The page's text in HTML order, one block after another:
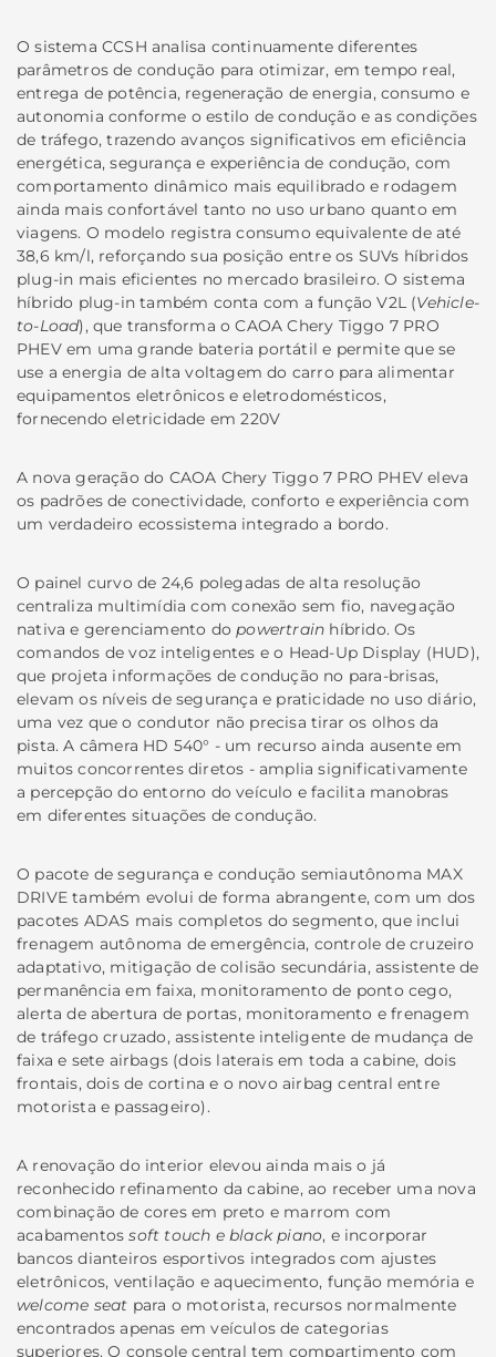
O sistema CCSH analisa continuamente diferentes
parâmetros de condução para otimizar, em tempo real,
entrega de potência, regeneração de energia, consumo e
autonomia conforme o estilo de condução e as condições
de tráfego, trazendo avanços significativos em eficiência
energética, segurança e experiência de condução, com
comportamento dinâmico mais equilibrado e rodagem
ainda mais confortável tanto no uso urbano quanto em
viagens. O modelo registra consumo equivalente de até
38,6 km/l, reforçando sua posição entre os SUVs híbridos
plug-in mais eficientes no mercado brasileiro. O sistema
híbrido plug-in também conta com a função V2L (Vehicle-
to-Load), que transforma o CAOA Chery Tiggo 7 PRO
PHEV em uma grande bateria portátil e permite que se
use a energia de alta voltagem do carro para alimentar
equipamentos eletrônicos e eletrodomésticos,
fornecendo eletricidade em 220V
A nova geração do CAOA Chery Tiggo 7 PRO PHEV eleva
os padrões de conectividade, conforto e experiência com
um verdadeiro ecossistema integrado a bordo.
O painel curvo de 24,6 polegadas de alta resolução
centraliza multimídia com conexão sem fio, navegação
nativa e gerenciamento dopowertrain híbrido. Os
comandos de voz inteligentes e o Head-Up Display (HUD),
que projeta informações de condução no para-brisas,
elevam os níveis de segurança e praticidade no uso diário,
uma vez que o condutor não precisa tirar os olhos da
pista. A câmera HD 540° - um recurso ainda ausente em
muitos concorrentes diretos - amplia significativamente
a percepção do entorno do veículo e facilita manobras
em diferentes situações de condução.
O pacote de segurança e condução semiautônoma MAX
DRIVE também evolui de forma abrangente, com um dos
pacotes ADAS mais completos do segmento, que inclui
frenagem autônoma de emergência, controle de cruzeiro
adaptativo, mitigação de colisão secundária, assistente de
permanência em faixa, monitoramento de ponto cego,
alerta de abertura de portas, monitoramento e frenagem
de tráfego cruzado, assistente inteligente de mudança de
faixa e sete airbags (dois laterais em toda a cabine, dois
frontais, dois de cortina e o novo airbag central entre
motorista e passageiro).
A renovação do interior elevou ainda mais o já
reconhecido refinamento da cabine, ao receber uma nova
combinação de cores em preto e marrom com
acabamentossoft touch e black piano, e incorporar
bancos dianteiros esportivos integrados com ajustes
eletrônicos, ventilação e aquecimento, função memória e
welcome seat para o motorista, recursos normalmente
encontrados apenas em veículos de categorias
superiores. O console central tem compartimento com